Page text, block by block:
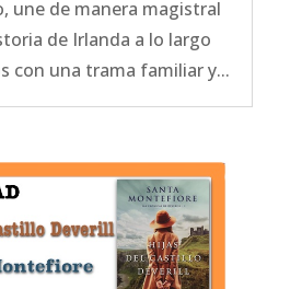
une de manera magistral
de Irlanda a lo largo
con una trama familiar y...